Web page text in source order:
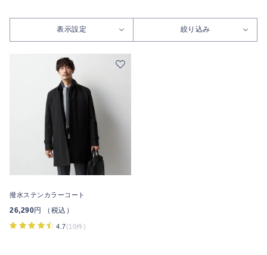
表示設定 絞り込み
撥水ステンカラーコート
26,290円 （税込）
4.7(10件)